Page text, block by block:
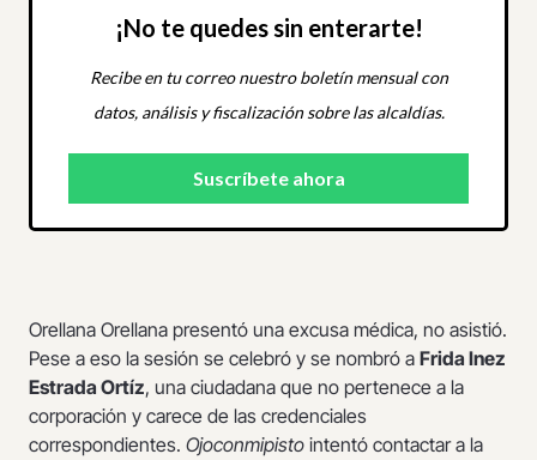
¡No te quedes sin enterarte!
Recibe en tu correo nuestro boletín mensual con
datos, análisis y fiscalización sobre las alcaldías.
Orellana Orellana presentó una excusa médica, no asistió.
Pese a eso la sesión se celebró y se nombró a Frida Inez
Estrada Ortíz, una ciudadana que no pertenece a la
corporación y carece de las credenciales
correspondientes. Ojoconmipisto intentó contactar a la